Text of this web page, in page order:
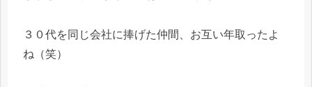
３０代を同じ会社に捧げた仲間、お互い年取ったよ
ね（笑）